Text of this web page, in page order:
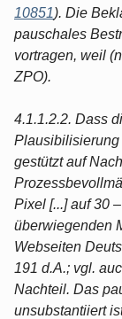
10851). Die
pauschales
vortragen, weil
ZPO).
4.1.1.2.2. Dass
Plausibilisierung
gestützt auf
Pixel [...] auf 30
überwiegenden
Webseiten
191 d.A.; vgl.
Nachteil. Das
unsubstantiiert